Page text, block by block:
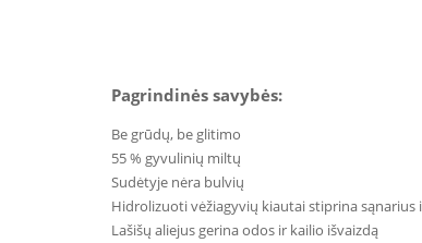
Pagrindinės savybės:
Be grūdų, be glitimo
55 % gyvulinių miltų
Sudėtyje nėra bulvių
Hidrolizuoti vėžiagyvių kiautai stiprina sąnarius
Lašišų aliejus gerina odos ir kailio išvaizdą